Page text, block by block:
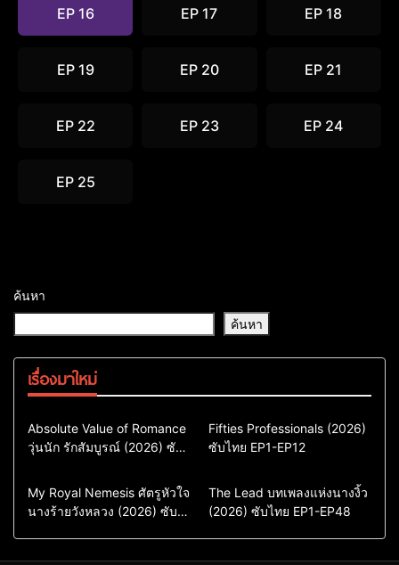
EP 16 EP 17 EP 18
EP 19 EP 20 EP 21
EP 22 EP 23 EP 24
EP 25
ค้นหา
ค้นหา
เรื่องมาใหม่
Comedy
Drama
ซีรี่ย์เกาหลี
ซีรี่ย์เกาหลีพากย์ไทย
Absolute Value of Romance
วุ่นนัก รักสัมบูรณ์ (2026) ซับ
Action & Adventure
Comedy
Drama
ซีรี่ย์เกาหลีซับไทย
Fifties Professionals (2026)
ซับไทย EP1-EP12
Comedy
Drama
Sci-Fi & Fantasy
My Royal Nemesis ศัตรูหัวใจ
นางร้ายวังหลวง (2026) ซับ
Drama
ซีรี่ย์จีน
ซีรี่ย์จีนซับไทย
The Lead บทเพลงแห่งนางงิ้ว
(2026) ซับไทย EP1-EP48